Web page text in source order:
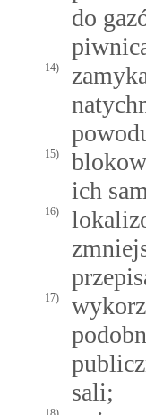
do
14)
15)
ich
16)
17)
sali;